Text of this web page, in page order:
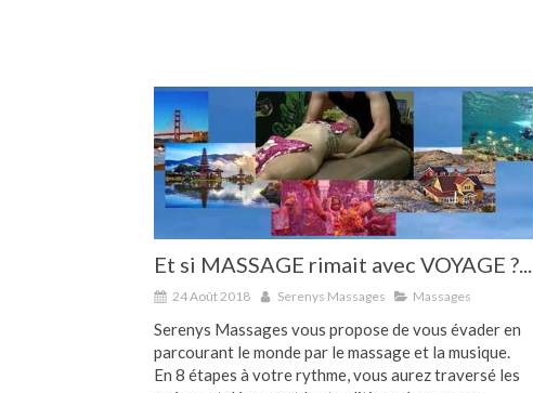
Et si MASSAGE rimait avec VOYAGE ?...
24 Août 2018 Serenys Massages Massages
Serenys Massages vous propose de vous évader en
parcourant le monde par le massage et la musique.
En 8 étapes à votre rythme, vous aurez traversé les